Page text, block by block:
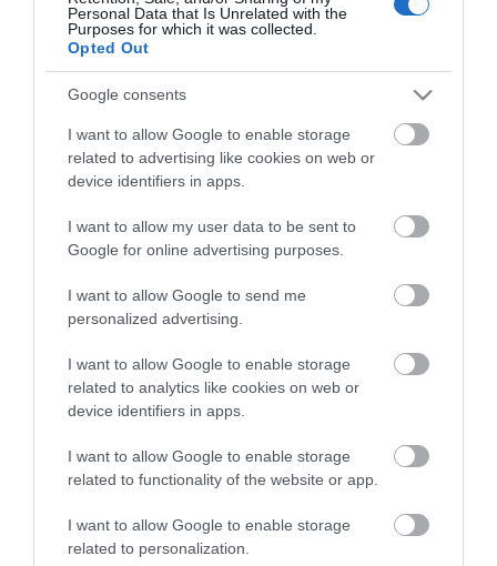
Personal Data that Is Unrelated with the
Purposes for which it was collected.
Opted Out
Google consents
I want to allow Google to enable storage
related to advertising like cookies on web or
device identifiers in apps.
I want to allow my user data to be sent to
Google for online advertising purposes.
I want to allow Google to send me
personalized advertising.
I want to allow Google to enable storage
related to analytics like cookies on web or
device identifiers in apps.
I want to allow Google to enable storage
related to functionality of the website or app.
I want to allow Google to enable storage
related to personalization.
παραγωγής.
Αντοχή στο Χρόνο:Τα καρφωτικά Maestri
είναι κατασκευασμένα από μέταλλα υψηλής
ποιότητας, ανθεκτικά στις πτώσεις και τη
σκληρή χρήση.
Ποικιλία Αναλώσιμων:
καρφιά για κάθε μοντέλο, εξασφαλίζοντας
τέλειο αποτέλεσμα.
ταπετσαρίες, διακόσμηση βιτρινών, στήσιμο
εκθέσεων, στερέωση αφισών ή κλείσιμο
χαρτοκιβωτίων.
Η Συμβουλή μας:Το Rocamatica 114 είναι
η ιδανική επιλογή για εγκαταστάτες και
διακοσμητές που εργάζονται "on site" και δεν
θέλουν να ψάχνουν για πρίζες ή να
κουβαλάνε κομπρεσέρ αέρος.